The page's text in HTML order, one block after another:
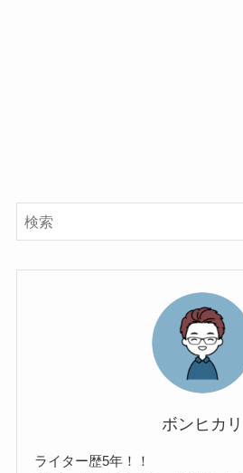
ボンヒカリ
ライター歴5年！！